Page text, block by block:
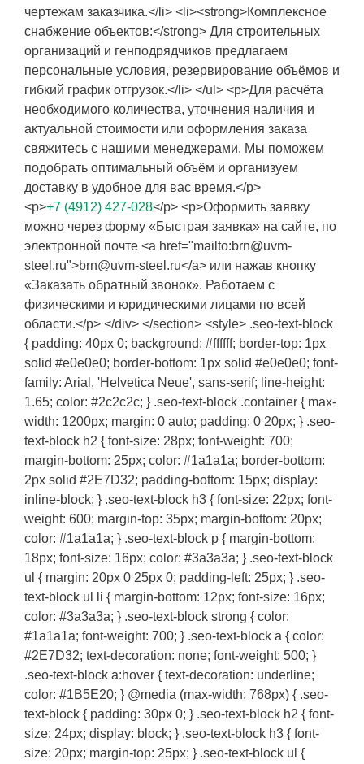
чертежам заказчика.</li> <li><strong>Комплексное
снабжение объектов:</strong> Для строительных
организаций и генподрядчиков предлагаем
персональные условия, резервирование объёмов и
гибкий график отгрузок.</li> </ul> <p>Для расчёта
необходимого количества, уточнения наличия и
актуальной стоимости или оформления заказа
свяжитесь с нашими менеджерами. Мы поможем
подобрать оптимальный объём и организуем
доставку в удобное для вас время.</p>
<p>+7 (4912) 427-028</p> <p>Оформить заявку
можно через форму «Быстрая заявка» на сайте, по
электронной почте <a href="mailto:brn@uvm-
steel.ru">brn@uvm-steel.ru</a> или нажав кнопку
«Заказать обратный звонок». Работаем с
физическими и юридическими лицами по всей
области.</p> </div> </section> <style> .seo-text-block
{ padding: 40px 0; background: #ffffff; border-top: 1px
solid #e0e0e0; border-bottom: 1px solid #e0e0e0; font-
family: Arial, 'Helvetica Neue', sans-serif; line-height:
1.65; color: #2c2c2c; } .seo-text-block .container { max-
width: 1200px; margin: 0 auto; padding: 0 20px; } .seo-
text-block h2 { font-size: 28px; font-weight: 700;
margin-bottom: 25px; color: #1a1a1a; border-bottom:
2px solid #2E7D32; padding-bottom: 15px; display:
inline-block; } .seo-text-block h3 { font-size: 22px; font-
weight: 600; margin-top: 35px; margin-bottom: 20px;
color: #1a1a1a; } .seo-text-block p { margin-bottom:
18px; font-size: 16px; color: #3a3a3a; } .seo-text-block
ul { margin: 20px 0 25px 0; padding-left: 25px; } .seo-
text-block ul li { margin-bottom: 12px; font-size: 16px;
color: #3a3a3a; } .seo-text-block strong { color:
#1a1a1a; font-weight: 700; } .seo-text-block a { color:
#2E7D32; text-decoration: none; font-weight: 500; }
.seo-text-block a:hover { text-decoration: underline;
color: #1B5E20; } @media (max-width: 768px) { .seo-
text-block { padding: 30px 0; } .seo-text-block h2 { font-
size: 24px; display: block; } .seo-text-block h3 { font-
size: 20px; margin-top: 25px; } .seo-text-block ul {